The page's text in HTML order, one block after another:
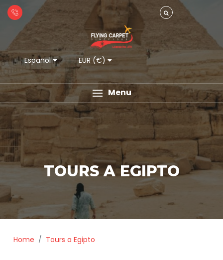
Español EUR (€)
Menu
TOURS A EGIPTO
Home Tours a Egipto